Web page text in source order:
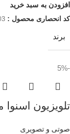
افزودن به سبد خرید
کد انحصاری محصول :
برند
-5%
تلویزیون اسنوا مدل
صوتی و تصویری